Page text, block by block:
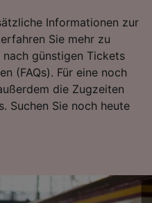
Informationen zur
Sie mehr zu
nach günstigen Tickets
(FAQs). Für eine noch
die Zugzeiten
Suchen Sie noch heute